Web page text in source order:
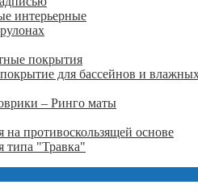
интерьерные
покрытия
для бассейнов и
– Ринго маты
противоскользящей основе
типа "Травка"